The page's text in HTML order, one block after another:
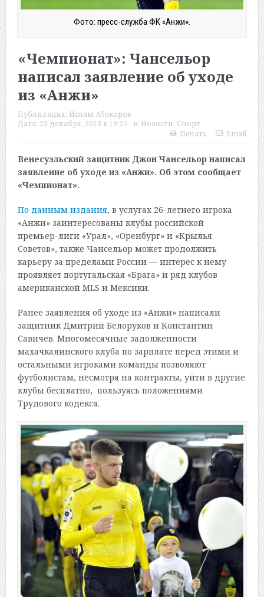
Фото: пресс-служба ФК «Анжи».
«Чемпионат»: Чансельор
написал заявление об уходе
из «Анжи»
Публикация: Ислам Абакаров
Дата: 23 декабря, 2018 в 19:25 в: Новости, Спорт
Печать
Email
Венесуэльский защитник Джон Чансельор написал
заявление об уходе из «Анжи». Об этом сообщает
«Чемпионат».
По данным издания, в услугах 26-летнего игрока
«Анжи» заинтересованы клубы российской
премьер-лиги «Урал», «Оренбург» и «Крылья
Советов», также Чансельор может продолжить
карьеру за пределами России — интерес к нему
проявляет португальская «Брага» и ряд клубов
американской MLS и Мексики.
Ранее заявления об уходе из «Анжи» написали
защитник Дмитрий Белоруков и Константин
Савичев. Многомесячные задолженности
махачкалинского клуба по зарплате перед этими и
остальными игроками команды позволяют
футболистам, несмотря на контракты, уйти в другие
клубы бесплатно, пользуясь положениями
Трудового кодекса.